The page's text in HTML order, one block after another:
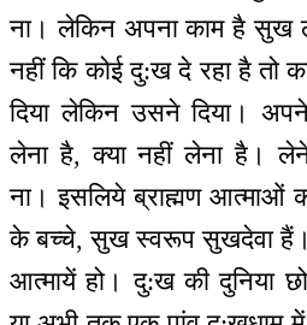
ना। लेकिन अपना काम है
नहीं कि कोई दु:ख दे रहा है तो
दिया लेकिन उसने दिया।
लेना है, क्या नहीं लेना है। लेने
ना। इसलिये ब्राह्मण आत्माओं
के बच्चे, सुख स्वरूप सुखदेवा
आत्मायें हो। दु:ख की दुनिया